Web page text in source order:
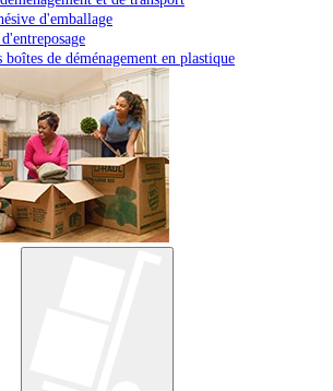
d'emballage
boîtes de déménagement en plastique